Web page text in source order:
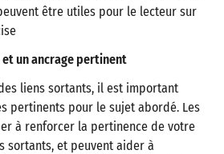
être utiles pour le lecteur sur
un ancrage pertinent
liens sortants, il est important
pertinents pour le sujet abordé. Les
à renforcer la pertinence de votre
sortants, et peuvent aider à